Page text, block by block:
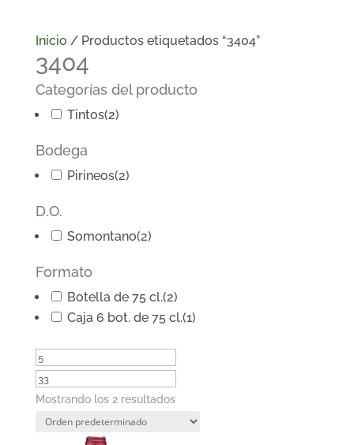
Inicio / Productos etiquetados “3404”
3404
Categorías del producto
Tintos(2)
Bodega
Pirineos(2)
D.O.
Somontano(2)
Formato
Botella de 75 cl.(2)
Caja 6 bot. de 75 cl.(1)
Mostrando los 2 resultados